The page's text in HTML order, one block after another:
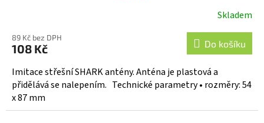
Skladem
89 Kč bez DPH
108 Kč Do košíku
Imitace střešní SHARK antény. Anténa je plastová a
přidělává se nalepením. Technické parametry • rozměry: 54
x 87 mm